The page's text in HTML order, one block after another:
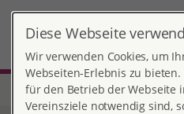
Home Frankfurt-Main
Diese Webseite
Wir verwenden Cookies, um
Webseiten-Erlebnis zu bieten.
für den Betrieb der Webseite
Vereinsziele notwendig sind,